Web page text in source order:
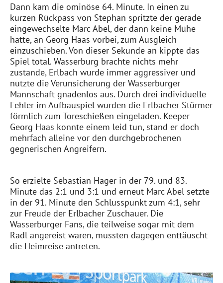
Dann kam die ominöse 64. Minute. In einen zu
kurzen Rückpass von Stephan spritzte der gerade
eingewechselte Marc Abel, der dann keine Mühe
hatte, an Georg Haas vorbei, zum Ausgleich
einzuschieben. Von dieser Sekunde an kippte das
Spiel total. Wasserburg brachte nichts mehr
zustande, Erlbach wurde immer aggressiver und
nutzte die Verunsicherung der Wasserburger
Mannschaft gnadenlos aus. Durch drei individuelle
Fehler im Aufbauspiel wurden die Erlbacher Stürmer
förmlich zum Toreschießen eingeladen. Keeper
Georg Haas konnte einem leid tun, stand er doch
mehrfach alleine vor den durchgebrochenen
gegnerischen Angreifern.
So erzielte Sebastian Hager in der 79. und 83.
Minute das 2:1 und 3:1 und erneut Marc Abel setzte
in der 91. Minute den Schlusspunkt zum 4:1, sehr
zur Freude der Erlbacher Zuschauer. Die
Wasserburger Fans, die teilweise sogar mit dem
Radl angereist waren, mussten dagegen enttäuscht
die Heimreise antreten.